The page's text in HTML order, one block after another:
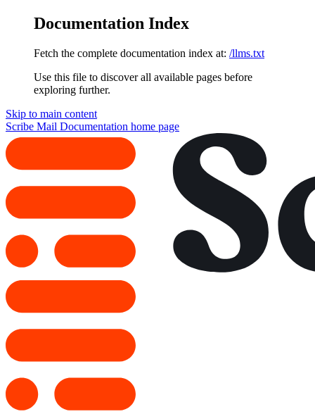
Documentation Index
Fetch the complete documentation index at: /llms.txt
Use this file to discover all available pages before
exploring further.
Skip to main content
Scribe Mail Documentation home page